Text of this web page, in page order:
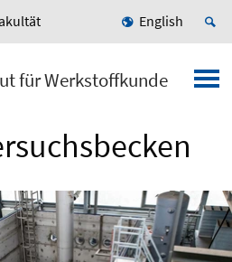
English
für Werkstoffkunde